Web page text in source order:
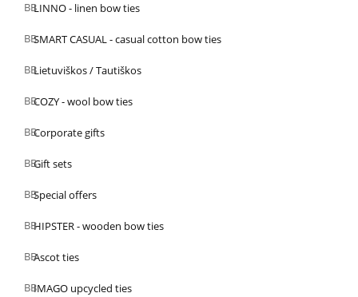
LINNO - linen bow ties
SMART CASUAL - casual cotton bow ties
Lietuviškos / Tautiškos
COZY - wool bow ties
Corporate gifts
Gift sets
Special offers
HIPSTER - wooden bow ties
Ascot ties
IMAGO upcycled ties